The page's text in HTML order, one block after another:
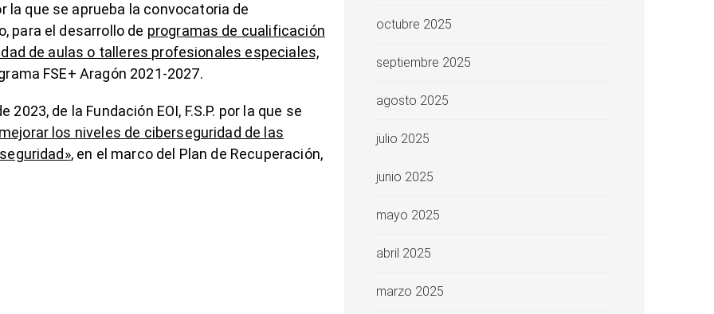
la que se aprueba la convocatoria de
para el desarrollo de programas de cualificación
de aulas o talleres profesionales especiales,
FSE+ Aragón 2021-2027.
de la Fundación EOI, F.S.P. por la que se
mejorar los niveles de ciberseguridad de las
, en el marco del Plan de Recuperación,
octubre 2025
septiembre 2025
agosto 2025
julio 2025
junio 2025
mayo 2025
abril 2025
marzo 2025